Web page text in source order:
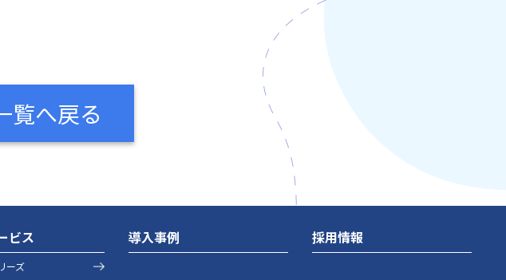
覧へ戻る
ビス
ーズ
導入事例 採用情報